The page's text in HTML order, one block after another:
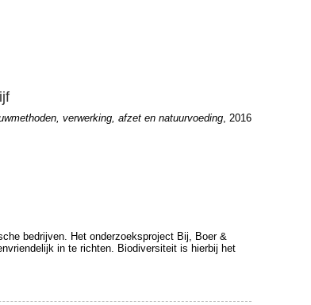
verwerking, afzet en natuurvoeding, 2016
bedrijven. Het onderzoeksproject Bij, Boer &
in te richten. Biodiversiteit is hierbij het